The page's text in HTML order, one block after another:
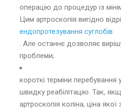
операцію до процедур із
Цим артроскопія вигідно
ендопротезування суглобів
. Але останнє дозволяє
проблеми;
короткі терміни перебування
швидку реабілітацію. Так,
артроскопія коліна, ціна